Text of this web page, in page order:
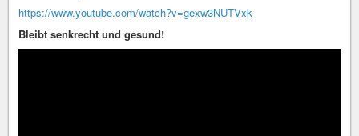
https://www.youtube.com/watch?v=gexw3NUTVxk
Bleibt senkrecht und gesund!